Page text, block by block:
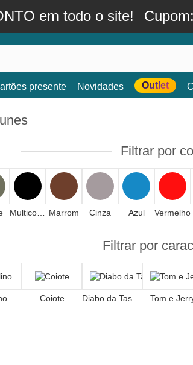
em todo o site! Cupom:
presente Novidades Outlet
Filtrar por
Marrom Cinza Azul Vermelho
Filtrar por
Coiote Diabo da Tasmânia Tom e